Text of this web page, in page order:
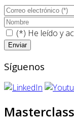
(*) He leído y
Síguenos